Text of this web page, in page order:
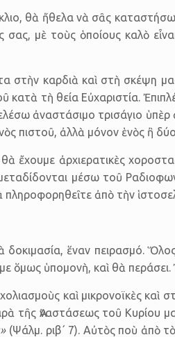
θὰ ἤθελα νὰ σᾶς καταστήσω
σας, μὲ τοὺς ὁποίους καλὸ
στὴν καρδιὰ καὶ στὴ σκέψη
κατὰ τὴ θεία Εὐχαριστία.
ἀναστάσιμο τρισάγιο
πιστοῦ, ἀλλὰ μόνον ἑνὸς ἢ
ἔχουμε ἀρχιερατικὲς
μέσω τοῦ
πληροφορηθεῖτε ἀπὸ τὴν
δοκιμασία, ἕναν πειρασμό.
ὅμως ὑπομονὴ, καὶ θὰ περάσει.
καὶ μικρονοϊκὲς
τῆς Ἀναστάσεως τοῦ Κυρίου
(Ψάλμ. ριβ΄ 7). Αὐτὸς ποὺ ἀπὸ